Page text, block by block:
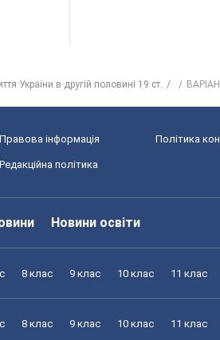
України в другій половині 19 ст.
Правова інформація Політика
Редакційна політика
Новини освіти
8 клас 9 клас 10 клас 11 клас
8 клас 9 клас 10 клас 11 клас